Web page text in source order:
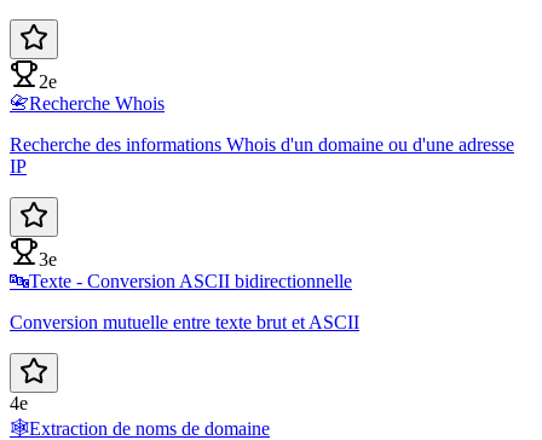
2e
📇Recherche Whois
Recherche des informations Whois d'un domaine ou d'une adresse
IP
3e
🔤Texte - Conversion ASCII bidirectionnelle
Conversion mutuelle entre texte brut et ASCII
4e
🕸️Extraction de noms de domaine